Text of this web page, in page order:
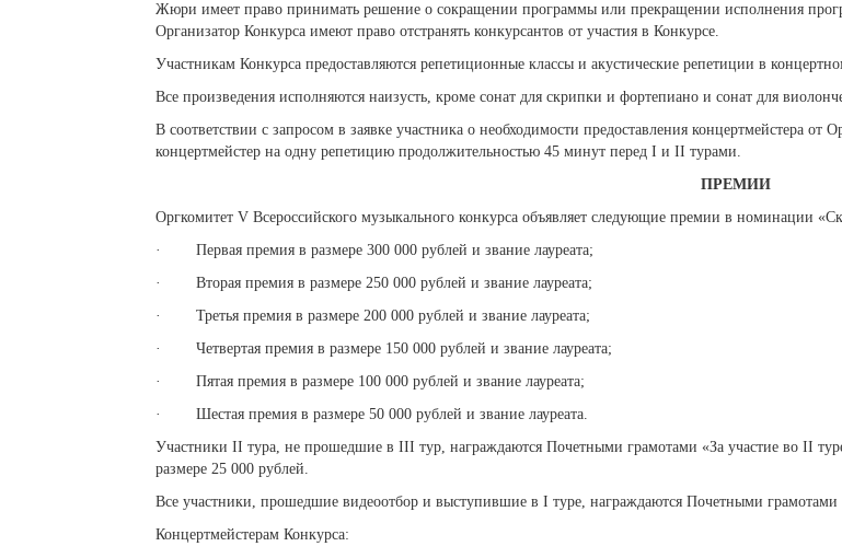
Жюри имеет право принимать решение о сокращении программы или прекращении исполнения
Организатор Конкурса имеют право отстранять конкурсантов от участия в Конкурсе.
Участникам Конкурса предоставляются репетиционные классы и акустические репетиции в
Все произведения исполняются наизусть, кроме сонат для скрипки и фортепиано и сонат для
В соответствии с запросом в заявке участника о необходимости предоставления концертмейстера от
концертмейстер на одну репетицию продолжительностью 45 минут перед I и II турами.
ПРЕМИИ
Оргкомитет V Всероссийского музыкального конкурса объявляет следующие премии в номинации
· Первая премия в размере 300 000 рублей и звание лауреата;
· Вторая премия в размере 250 000 рублей и звание лауреата;
· Третья премия в размере 200 000 рублей и звание лауреата;
· Четвертая премия в размере 150 000 рублей и звание лауреата;
· Пятая премия в размере 100 000 рублей и звание лауреата;
· Шестая премия в размере 50 000 рублей и звание лауреата.
Участники II тура, не прошедшие в III тур, награждаются Почетными грамотами «За участие во II
размере 25 000 рублей.
Все участники, прошедшие видеоотбор и выступившие в I туре, награждаются Почетными грамотами
Концертмейстерам Конкурса: